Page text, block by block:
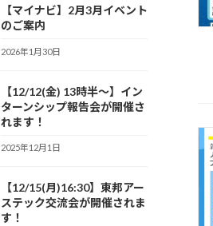
【マイナビ】2月3月イベント
のご案内
2026年1月30日
【12/12(金) 13時半～】イン
ターンシップ報告会が開催さ
れます！
2025年12月1日
【12/15(月)16:30】東邦アー
ステック交流会が開催されま
す！